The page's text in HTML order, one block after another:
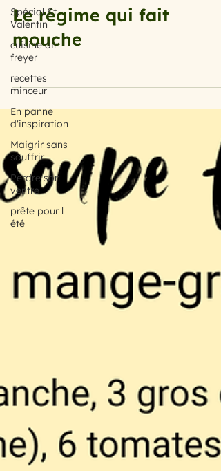
Spécial St
Valentin
cuisine air
freyer
recettes
minceur
En panne
d'inspiration
Maigrir sans
souffrir
Perdre son
ventre
prête pour l
été
Les soupes
Le régime qui fait
mouche